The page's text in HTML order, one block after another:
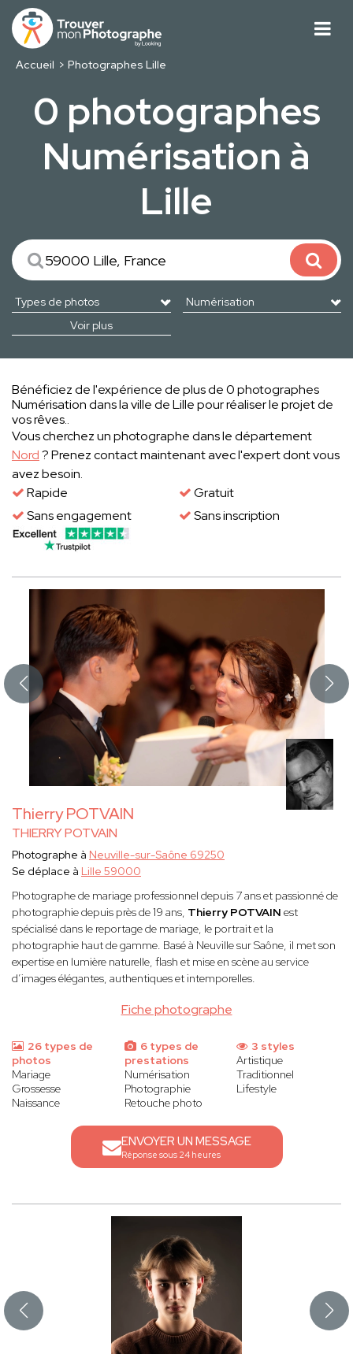
Accueil Photographes Lille
0 photographes
Numérisation à
Lille
Voir plus
Bénéficiez de l'expérience de plus de 0 photographes
Numérisation dans la ville de Lille pour réaliser le projet de
vos rêves..
Vous cherchez un photographe dans le département
Nord? Prenez contact maintenant avec l'expert dont vous
avez besoin.
Rapide
Gratuit
Sans engagement
Sans inscription
Thierry POTVAIN
THIERRY POTVAIN
Fiche photographe
Photographe à Neuville-sur-Saône 69250
Se déplace à Lille 59000
Photographe de mariage professionnel depuis 7 ans et passionné de
photographie depuis près de 19 ans, Thierry POTVAIN est
spécialisé dans le reportage de mariage, le portrait et la
photographie haut de gamme. Basé à Neuville sur Saône, il met son
expertise en lumière naturelle, flash et mise en scène au service
d’images élégantes, authentiques et intemporelles.
26 types de
photos
Mariage
Grossesse
Naissance
6 types de
prestations
Numérisation
Photographie
Retouche photo
3 styles
Artistique
Traditionnel
Lifestyle
ENVOYER UN MESSAGE
Réponse sous 24 heures